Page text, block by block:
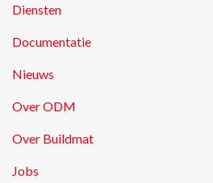
Diensten
Documentatie
Nieuws
Over ODM
Over Buildmat
Jobs